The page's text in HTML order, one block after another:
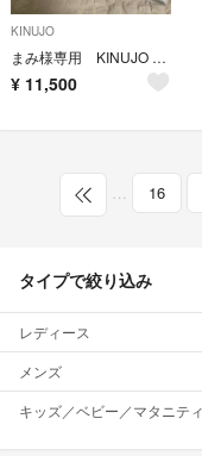
KINUJO
まみ様専用 KINUJO カールヘアアイロン KC32N
¥ 11,500
… 16
タイプで絞り込み
レディース
メンズ
キッズ／ベビー／マタニティ